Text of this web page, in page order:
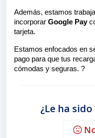
Además, estamos
incorporar Google Pay
tarjeta.
Estamos enfocados en
pago para que tus
cómodas y seguras. ?
¿Le ha